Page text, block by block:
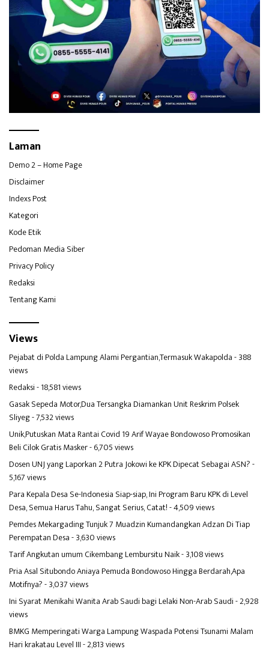
Laman
Demo 2 – Home Page
Disclaimer
Indexs Post
Kategori
Kode Etik
Pedoman Media Siber
Privacy Policy
Redaksi
Tentang Kami
Views
Pejabat di Polda Lampung Alami Pergantian,Termasuk Wakapolda- 388
views
Redaksi- 18,581 views
Gasak Sepeda Motor,Dua Tersangka Diamankan Unit Reskrim Polsek
Sliyeg- 7,532 views
Unik,Putuskan Mata Rantai Covid 19 Arif Wayae Bondowoso Promosikan
Beli Cilok Gratis Masker- 6,705 views
Dosen UNJ yang Laporkan 2 Putra Jokowi ke KPK Dipecat Sebagai ASN?-
5,167 views
Para Kepala Desa Se-Indonesia Siap-siap, Ini Program Baru KPK di Level
Desa, Semua Harus Tahu, Sangat Serius, Catat!- 4,509 views
Pemdes Mekargading Tunjuk 7 Muadzin Kumandangkan Adzan Di Tiap
Perempatan Desa- 3,630 views
Tarif Angkutan umum Cikembang Lembursitu Naik- 3,108 views
Pria Asal Situbondo Aniaya Pemuda Bondowoso Hingga Berdarah,Apa
Motifnya?- 3,037 views
Ini Syarat Menikahi Wanita Arab Saudi bagi Lelaki Non-Arab Saudi- 2,928
views
BMKG Memperingati Warga Lampung Waspada Potensi Tsunami Malam
Hari krakatau Level III- 2,813 views